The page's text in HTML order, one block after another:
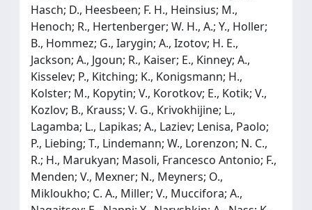
Hasch; D., Heesbeen; F. H., Heinsius; M.,
Henoch; R., Hertenberger; W. H., A.; Y., Holler;
B., Hommez; G., Iarygin; A., Izotov; H. E.,
Jackson; A., Jgoun; R., Kaiser; E., Kinney; A.,
Kisselev; P., Kitching; K., Konigsmann; H.,
Kolster; M., Kopytin; V., Korotkov; E., Kotik; V.,
Kozlov; B., Krauss; V. G., Krivokhijine; L.,
Lagamba; L., Lapikas; A., Laziev; Lenisa, Paolo;
P., Liebing; T., Lindemann; W., Lorenzon; N. C.,
R.; H., Marukyan; Masoli, Francesco Antonio; F.,
Menden; V., Mexner; N., Meyners; O.,
Mikloukho; C. A., Miller; V., Muccifora; A.,